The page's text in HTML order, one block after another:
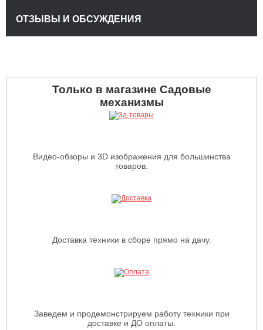
ОТЗЫВЫ И ОБСУЖДЕНИЯ
Только в магазине Садовые
механизмы
Видео-обзоры и 3D изображения для большинства
товаров.
Доставка техники в сборе прямо на дачу.
Заведем и продемонстрируем работу техники при
доставке и ДО оплаты.